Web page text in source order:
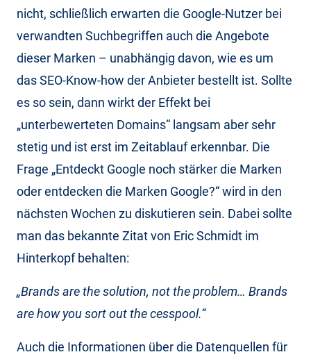
nicht, schließlich erwarten die Google-Nutzer bei
verwandten Suchbegriffen auch die Angebote
dieser Marken – unabhängig davon, wie es um
das SEO-Know-how der Anbieter bestellt ist. Sollte
es so sein, dann wirkt der Effekt bei
„unterbewerteten Domains“ langsam aber sehr
stetig und ist erst im Zeitablauf erkennbar. Die
Frage „Entdeckt Google noch stärker die Marken
oder entdecken die Marken Google?“ wird in den
nächsten Wochen zu diskutieren sein. Dabei sollte
man das bekannte Zitat von Eric Schmidt im
Hinterkopf behalten:
„Brands are the solution, not the problem… Brands
are how you sort out the cesspool.“
Auch die Informationen über die Datenquellen für